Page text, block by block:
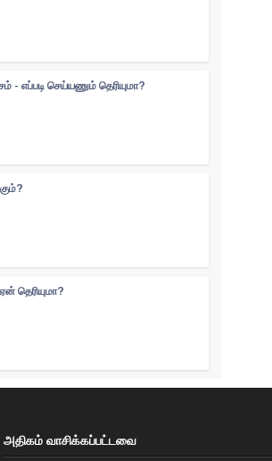
- எப்படி செய்யணும் தெரியுமா?
தெரியுமா?
அதிகம் வாசிக்கப்பட்டவை